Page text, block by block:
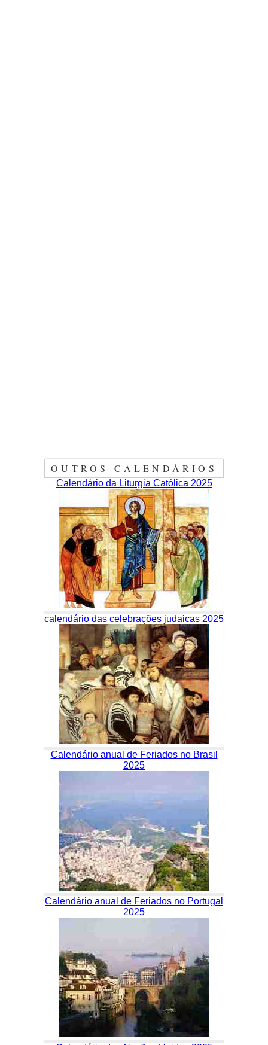
OUTROS CALENDÁRIOS
Calendário da Liturgia Católica 2025
calendário das celebrações judaicas 2025
Calendário anual de Feriados no Brasil
2025
Calendário anual de Feriados no Portugal
2025